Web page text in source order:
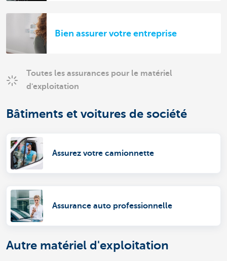
Bien assurer votre entreprise
Toutes les assurances pour le matériel
d'exploitation
Bâtiments et voitures de société
Assurez votre camionnette
Assurance auto professionnelle
Autre matériel d'exploitation